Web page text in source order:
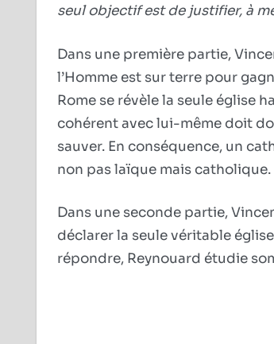
seul objectif est de justifier, à
Dans une première partie,
l’Homme est sur terre pour
Rome se révèle la seule église
cohérent avec lui-même doit
sauver. En conséquence, un
non pas laïque mais catholique.
Dans une seconde partie,
déclarer la seule véritable
répondre, Reynouard étudie